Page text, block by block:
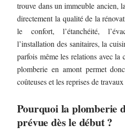
trouve dans un immeuble ancien,
directement la qualité de la
le confort, l’étanchéité,
l’installation des sanitaires, la
parfois même les relations avec la
plomberie en amont permet
coûteuses et les reprises de
Pourquoi la plomberie
prévue dès le début ?